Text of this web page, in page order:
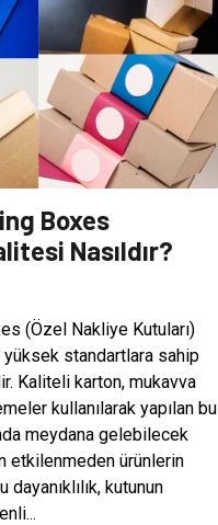
Boxes
Nasıldır?
(Özel Nakliye Kutuları)
yüksek standartlara sahip
Kaliteli karton, mukavva
kullanılarak yapılan bu
meydana gelebilecek
etkilenmeden ürünlerin
dayanıklılık, kutunun